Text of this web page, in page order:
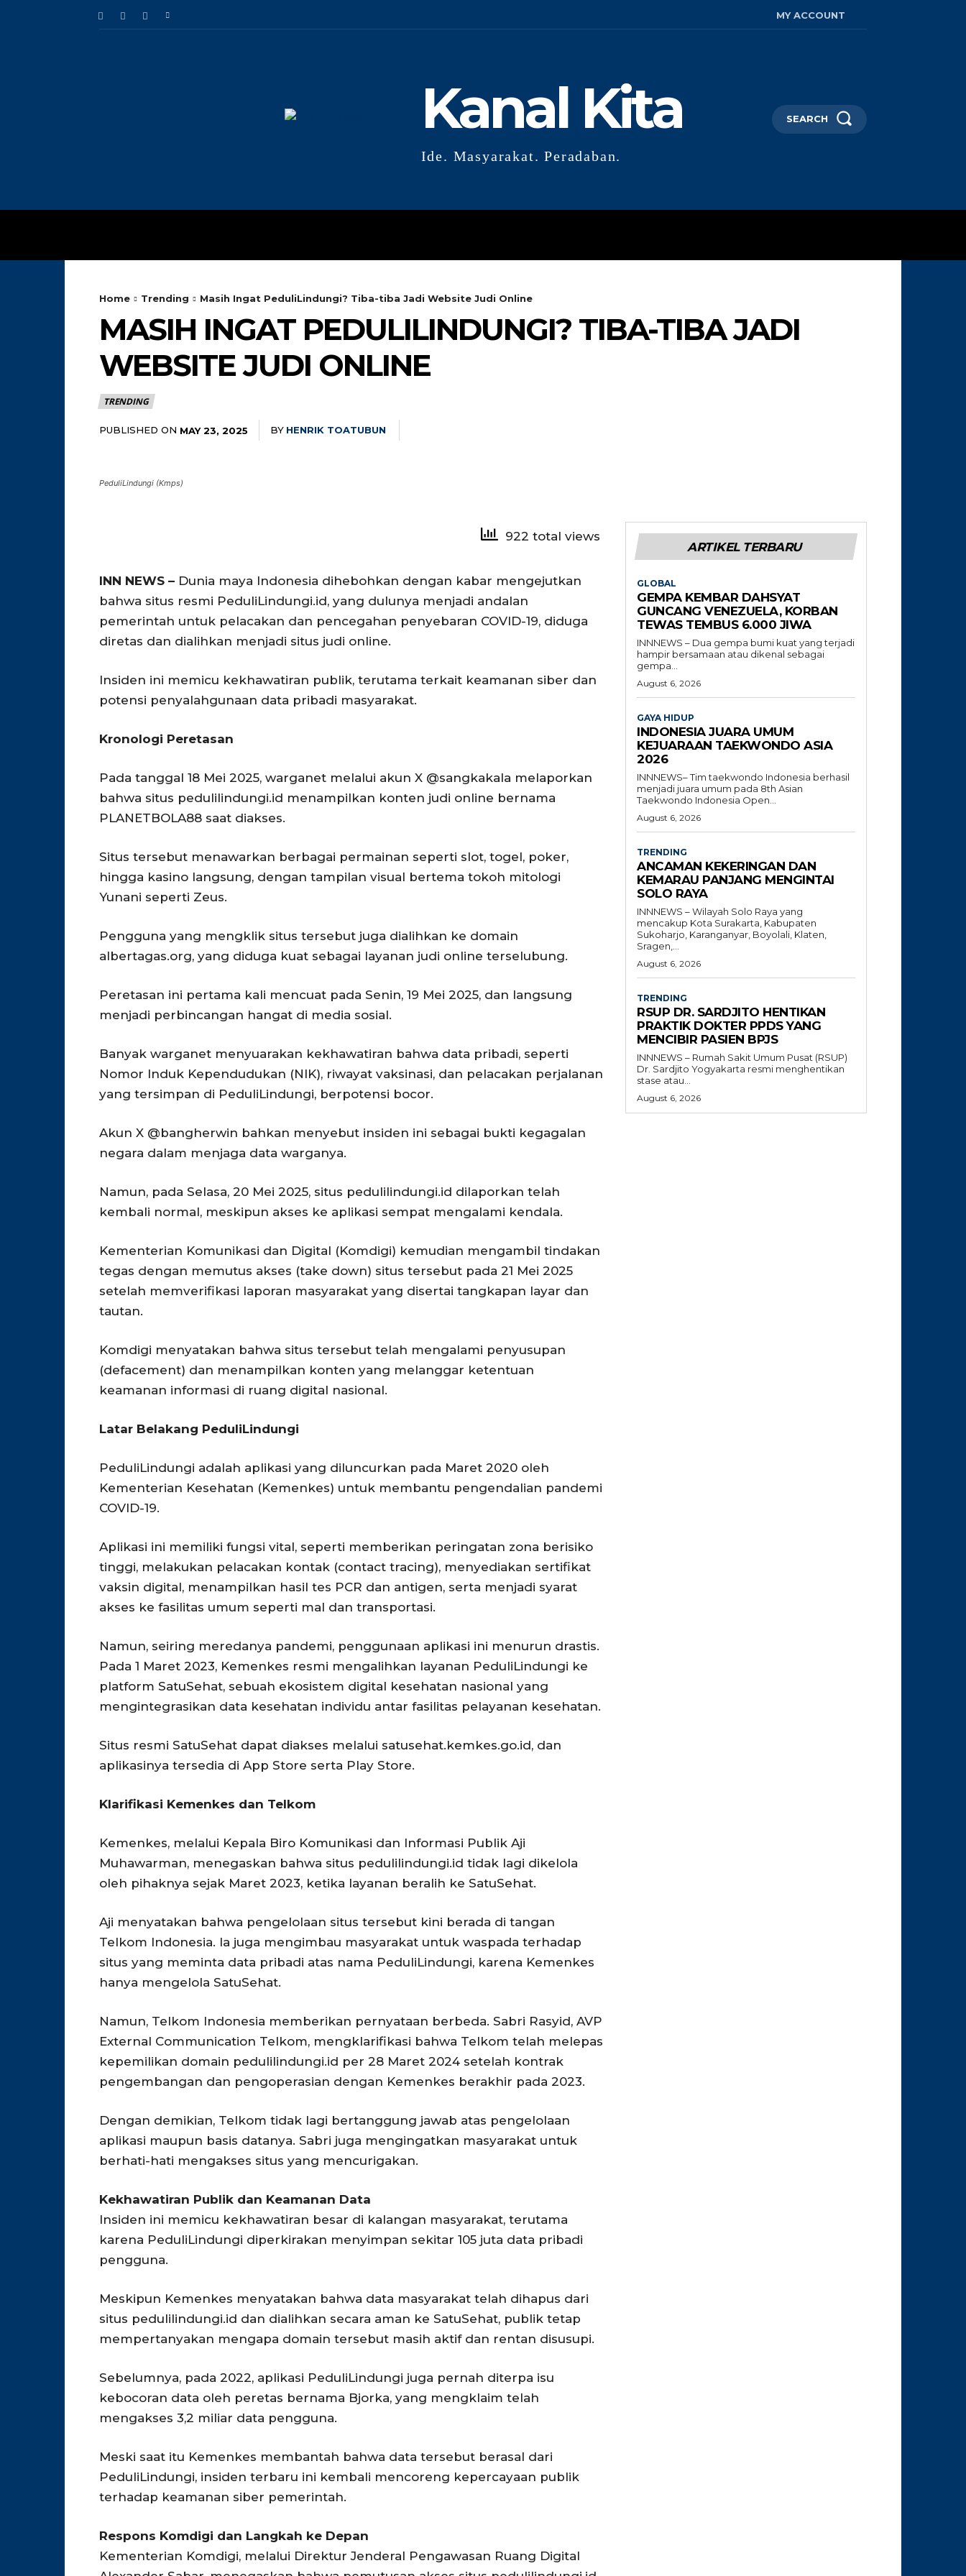
MY ACCOUNT
Kanal Kita
Ide. Masyarakat. Peradaban.
SEARCH
Home Trending Masih Ingat PeduliLindungi? Tiba-tiba Jadi Website Judi Online
MASIH INGAT PEDULILINDUNGI? TIBA-TIBA JADI
WEBSITE JUDI ONLINE
TRENDING
PUBLISHED ON MAY 23, 2025 BY HENRIK TOATUBUN
PeduliLindungi (Kmps)
922 total views
INN NEWS – Dunia maya Indonesia dihebohkan dengan kabar mengejutkan
bahwa situs resmi PeduliLindungi.id, yang dulunya menjadi andalan
pemerintah untuk pelacakan dan pencegahan penyebaran COVID-19, diduga
diretas dan dialihkan menjadi situs judi online.
Insiden ini memicu kekhawatiran publik, terutama terkait keamanan siber dan
potensi penyalahgunaan data pribadi masyarakat.
Kronologi Peretasan
Pada tanggal 18 Mei 2025, warganet melalui akun X @sangkakala melaporkan
bahwa situs pedulilindungi.id menampilkan konten judi online bernama
PLANETBOLA88 saat diakses.
Situs tersebut menawarkan berbagai permainan seperti slot, togel, poker,
hingga kasino langsung, dengan tampilan visual bertema tokoh mitologi
Yunani seperti Zeus.
Pengguna yang mengklik situs tersebut juga dialihkan ke domain
albertagas.org, yang diduga kuat sebagai layanan judi online terselubung.
Peretasan ini pertama kali mencuat pada Senin, 19 Mei 2025, dan langsung
menjadi perbincangan hangat di media sosial.
Banyak warganet menyuarakan kekhawatiran bahwa data pribadi, seperti
Nomor Induk Kependudukan (NIK), riwayat vaksinasi, dan pelacakan perjalanan
yang tersimpan di PeduliLindungi, berpotensi bocor.
Akun X @bangherwin bahkan menyebut insiden ini sebagai bukti kegagalan
negara dalam menjaga data warganya.
Namun, pada Selasa, 20 Mei 2025, situs pedulilindungi.id dilaporkan telah
kembali normal, meskipun akses ke aplikasi sempat mengalami kendala.
Kementerian Komunikasi dan Digital (Komdigi) kemudian mengambil tindakan
tegas dengan memutus akses (take down) situs tersebut pada 21 Mei 2025
setelah memverifikasi laporan masyarakat yang disertai tangkapan layar dan
tautan.
Komdigi menyatakan bahwa situs tersebut telah mengalami penyusupan
(defacement) dan menampilkan konten yang melanggar ketentuan
keamanan informasi di ruang digital nasional.
Latar Belakang PeduliLindungi
PeduliLindungi adalah aplikasi yang diluncurkan pada Maret 2020 oleh
Kementerian Kesehatan (Kemenkes) untuk membantu pengendalian pandemi
COVID-19.
Aplikasi ini memiliki fungsi vital, seperti memberikan peringatan zona berisiko
tinggi, melakukan pelacakan kontak (contact tracing), menyediakan sertifikat
vaksin digital, menampilkan hasil tes PCR dan antigen, serta menjadi syarat
akses ke fasilitas umum seperti mal dan transportasi.
Namun, seiring meredanya pandemi, penggunaan aplikasi ini menurun drastis.
Pada 1 Maret 2023, Kemenkes resmi mengalihkan layanan PeduliLindungi ke
platform SatuSehat, sebuah ekosistem digital kesehatan nasional yang
mengintegrasikan data kesehatan individu antar fasilitas pelayanan kesehatan.
Situs resmi SatuSehat dapat diakses melalui satusehat.kemkes.go.id, dan
aplikasinya tersedia di App Store serta Play Store.
Klarifikasi Kemenkes dan Telkom
Kemenkes, melalui Kepala Biro Komunikasi dan Informasi Publik Aji
Muhawarman, menegaskan bahwa situs pedulilindungi.id tidak lagi dikelola
oleh pihaknya sejak Maret 2023, ketika layanan beralih ke SatuSehat.
Aji menyatakan bahwa pengelolaan situs tersebut kini berada di tangan
Telkom Indonesia. Ia juga mengimbau masyarakat untuk waspada terhadap
situs yang meminta data pribadi atas nama PeduliLindungi, karena Kemenkes
hanya mengelola SatuSehat.
Namun, Telkom Indonesia memberikan pernyataan berbeda. Sabri Rasyid, AVP
External Communication Telkom, mengklarifikasi bahwa Telkom telah melepas
kepemilikan domain pedulilindungi.id per 28 Maret 2024 setelah kontrak
pengembangan dan pengoperasian dengan Kemenkes berakhir pada 2023.
Dengan demikian, Telkom tidak lagi bertanggung jawab atas pengelolaan
aplikasi maupun basis datanya. Sabri juga mengingatkan masyarakat untuk
berhati-hati mengakses situs yang mencurigakan.
Kekhawatiran Publik dan Keamanan Data
Insiden ini memicu kekhawatiran besar di kalangan masyarakat, terutama
karena PeduliLindungi diperkirakan menyimpan sekitar 105 juta data pribadi
pengguna.
Meskipun Kemenkes menyatakan bahwa data masyarakat telah dihapus dari
situs pedulilindungi.id dan dialihkan secara aman ke SatuSehat, publik tetap
mempertanyakan mengapa domain tersebut masih aktif dan rentan disusupi.
Sebelumnya, pada 2022, aplikasi PeduliLindungi juga pernah diterpa isu
kebocoran data oleh peretas bernama Bjorka, yang mengklaim telah
mengakses 3,2 miliar data pengguna.
Meski saat itu Kemenkes membantah bahwa data tersebut berasal dari
PeduliLindungi, insiden terbaru ini kembali mencoreng kepercayaan publik
terhadap keamanan siber pemerintah.
Respons Komdigi dan Langkah ke Depan
Kementerian Komdigi, melalui Direktur Jenderal Pengawasan Ruang Digital
ARTIKEL TERBARU
GLOBAL
GEMPA KEMBAR DAHSYAT
GUNCANG VENEZUELA, KORBAN
TEWAS TEMBUS 6.000 JIWA
INNNEWS – Dua gempa bumi kuat yang terjadi
hampir bersamaan atau dikenal sebagai
gempa...
August 6, 2026
GAYA HIDUP
INDONESIA JUARA UMUM
KEJUARAAN TAEKWONDO ASIA
2026
INNNEWS– Tim taekwondo Indonesia berhasil
menjadi juara umum pada 8th Asian
Taekwondo Indonesia Open...
August 6, 2026
TRENDING
ANCAMAN KEKERINGAN DAN
KEMARAU PANJANG MENGINTAI
SOLO RAYA
INNNEWS – Wilayah Solo Raya yang
mencakup Kota Surakarta, Kabupaten
Sukoharjo, Karanganyar, Boyolali, Klaten,
Sragen,...
August 6, 2026
TRENDING
RSUP DR. SARDJITO HENTIKAN
PRAKTIK DOKTER PPDS YANG
MENCIBIR PASIEN BPJS
INNNEWS – Rumah Sakit Umum Pusat (RSUP)
Dr. Sardjito Yogyakarta resmi menghentikan
stase atau...
August 6, 2026